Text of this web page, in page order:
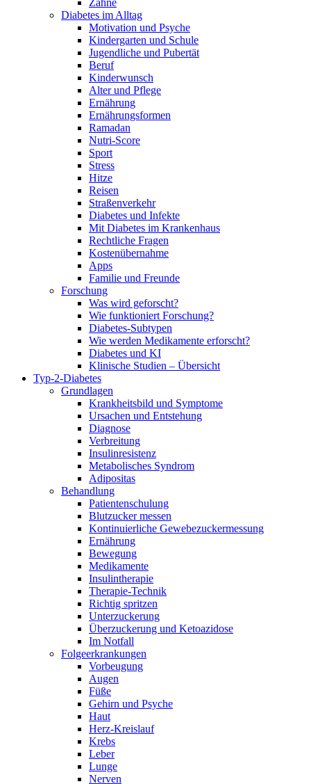
Diabetes im Alltag
Motivation und Psyche
Kindergarten und Schule
Jugendliche und Pubertät
Beruf
Kinderwunsch
Alter und Pflege
Ernährung
Ernährungsformen
Ramadan
Nutri-Score
Sport
Stress
Hitze
Reisen
Straßenverkehr
Diabetes und Infekte
Mit Diabetes im Krankenhaus
Rechtliche Fragen
Kostenübernahme
Apps
Familie und Freunde
Forschung
Was wird geforscht?
Wie funktioniert Forschung?
Diabetes-Subtypen
Wie werden Medikamente erforscht?
Diabetes und KI
Klinische Studien – Übersicht
Typ-2-Diabetes
Grundlagen
Krankheitsbild und Symptome
Ursachen und Entstehung
Diagnose
Verbreitung
Insulinresistenz
Metabolisches Syndrom
Adipositas
Behandlung
Patientenschulung
Blutzucker messen
Kontinuierliche Gewebezuckermessung
Ernährung
Bewegung
Medikamente
Insulintherapie
Therapie-Technik
Richtig spritzen
Unterzuckerung
Überzuckerung und Ketoazidose
Im Notfall
Folgeerkrankungen
Vorbeugung
Augen
Füße
Gehirn und Psyche
Haut
Herz-Kreislauf
Krebs
Leber
Lunge
Nerven